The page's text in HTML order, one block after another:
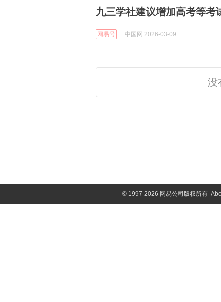
九三学社建议增加高考等考
网易号 中国网 2026-03-09
没
©1997-2026 网易公司版权所有